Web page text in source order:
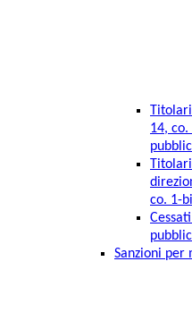
14,
co. 1-
Sanzioni per